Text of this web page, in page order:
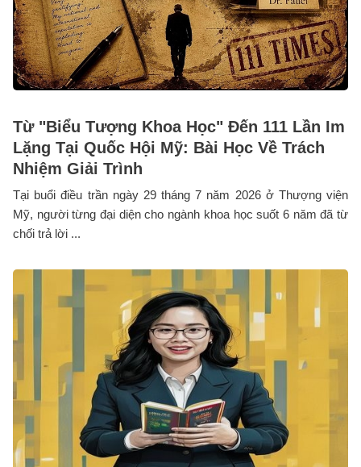
Từ "Biểu Tượng Khoa Học" Đến 111 Lần Im
Lặng Tại Quốc Hội Mỹ: Bài Học Về Trách
Nhiệm Giải Trình
Tại buổi điều trần ngày 29 tháng 7 năm 2026 ở Thượng viện
Mỹ, người từng đại diện cho ngành khoa học suốt 6 năm đã từ
chối trả lời ...